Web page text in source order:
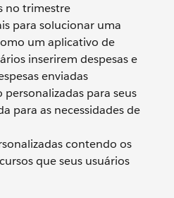
no trimestre
para solucionar uma
um aplicativo de
inserirem despesas e
enviadas
personalizadas para seus
para as necessidades de
contendo os
que seus usuários